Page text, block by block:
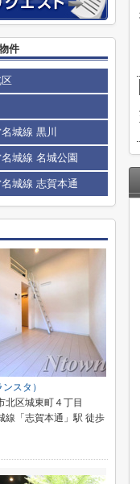
件
城線 黒川
城線 名城公園
城線 志賀本通
スタ）
北区城東町４丁目
線「志賀本通」駅 徒歩